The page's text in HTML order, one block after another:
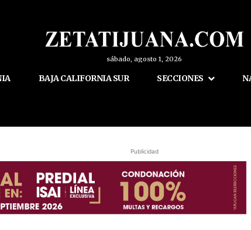
sábado, agosto 1, 2026
BAJA CALIFORNIA SUR SECCIONES
Publicidad